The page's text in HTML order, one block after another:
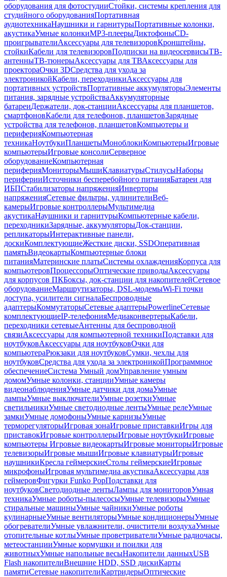
оборудования для фотостудииСтойки, системы крепления для
студийного оборудованияПортативная
аудиотехникаНаушники и гарнитурыПортативные колонки,
акустикаУмные колонкиMP3-плеерыДиктофоныCD-
проигрывателиАксессуары для телевизоровКронштейны,
стойкиКабели для телевизоровПодписки на видеосервисыТВ-
антенныТВ-тюнерыАксессуары для ТВАксессуары для
проектораОчки 3DСредства для ухода за
электроникойКабели, переходникиАксессуары для
портативных устройствПортативные аккумуляторыЭлементы
питания, зарядные устройстваАккумуляторные
батареиДержатели, док-станцииАксессуары для планшетов,
смартфоновКабели для телефонов, планшетовЗарядные
устройства для телефонов, планшетовКомпьютеры и
периферияКомпьютерная
техникаНоутбукиПланшетыМоноблокиКомпьютерыИгровые
компьютерыИгровые консолиСерверное
оборудованиеКомпьютерная
периферияМониторыМышиКлавиатурыСтилусыНаборы
периферииИсточники бесперебойного питанияБатареи для
ИБПСтабилизаторы напряженияИнверторы
напряженияСетевые фильтры, удлинителиВеб-
камерыИгровые контроллерыМультимедиа
акустикаНаушники и гарнитурыКомпьютерные кабели,
переходникиЗарядные, аккумуляторыДок-станции,
репликаторыИнтерактивные панели,
доскиКомплектующиеЖесткие диски, SSDОперативная
памятьВидеокартыКомпьютерные блоки
питанияМатеринские платыСистемы охлажденияКорпуса для
компьютеровПроцессорыОптические приводыАксессуары
для корпусов ПКБоксы, док-станции для накопителейСетевое
оборудованиеМаршрутизаторы, DSL-модемыWi-Fi точки
доступа, усилители сигналаБеспроводные
адаптерыКоммутаторыСетевые адаптерыPowerlineСетевые
комплектующиеIP-телефонияМедиаконвертерыКабели,
переходники сетевыеАнтенны для беспроводной
связиАксессуары для компьютерной техникиПодставки для
ноутбуковАксессуары для ноутбуковОчки для
компьютераРюкзаки для ноутбуковСумки, чехлы для
ноутбуковСредства для ухода за электроникойПрограммное
обеспечениеСистема Умный домУправление умным
домомУмные колонки, станцииУмные камеры
видеонаблюденияУмные датчики для домаУмные
лампыУмные выключателиУмные розеткиУмные
светильникиУмные светодиодные лентыУмные релеУмные
замкиУмные домофоныУмные карнизыУмные
терморегуляторыИгровая зонаИгровые приставкиИгры для
приставокИгровые контроллерыИгровые ноутбукиИгровые
компьютеры Игровые видеокартыИгровые мониторыИгровые
телевизорыИгровые мышиИгровые клавиатурыИгровые
наушникиКресла геймерскиеСтолы геймерскиеИгровые
микрофоныИгровая мультимедиа акустикаАксессуары для
геймеровФигурки Funko PopПодставки для
ноутбуковСветодиодные лентыЛампы для мониторовУмная
техникаУмные роботы-пылесосыУмные телевизорыУмные
стиральные машиныУмные чайникиУмные роботы
кулинарныеУмные вентиляторыУмные кондиционерыУмные
обогревателиУмные увлажнители, очистители воздухаУмные
отопительные котлыУмные проветривателиУмные радиочасы,
метеостанцииУмные кормушки и поилки для
животныхУмные напольные весыНакопители данныхUSB
Flash накопителиВнешние HDD, SSD дискиКарты
памятиСетевые накопителиКартридерыОптические